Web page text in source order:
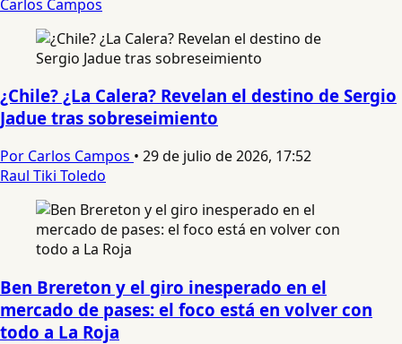
Carlos Campos
¿Chile? ¿La Calera? Revelan el destino de Sergio
Jadue tras sobreseimiento
Por Carlos Campos • 29 de julio de 2026, 17:52
Raul Tiki Toledo
Ben Brereton y el giro inesperado en el
mercado de pases: el foco está en volver con
todo a La Roja